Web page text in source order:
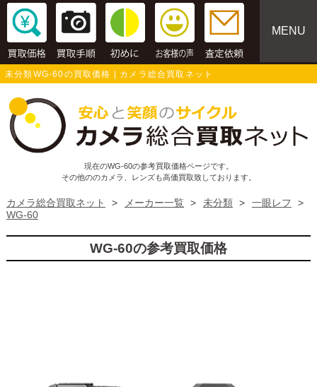
MENU
未分類WG-60の買取価格 | カメラ総合買取ネット
現在のWG-60の参考買取価格ページです。
その他ののカメラ、レンズも高価買取致しております。
カメラ総合買取ネット > メーカー一覧 > 未分類 > 一眼レフ
>
WG-60
WG-60の参考買取価格